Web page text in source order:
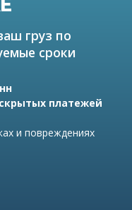
из Китая
груз по
сроки
платежей
и повреждениях